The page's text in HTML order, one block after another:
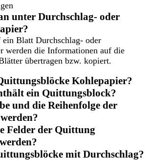
unter Durchschlag- oder
Blatt Durchschlag- oder
werden die Informationen auf die
übertragen bzw. kopiert.
Kohlepapier?
ein Quittungsblock?
und die Reihenfolge der
Felder der Quittung
mit Durchschlag?